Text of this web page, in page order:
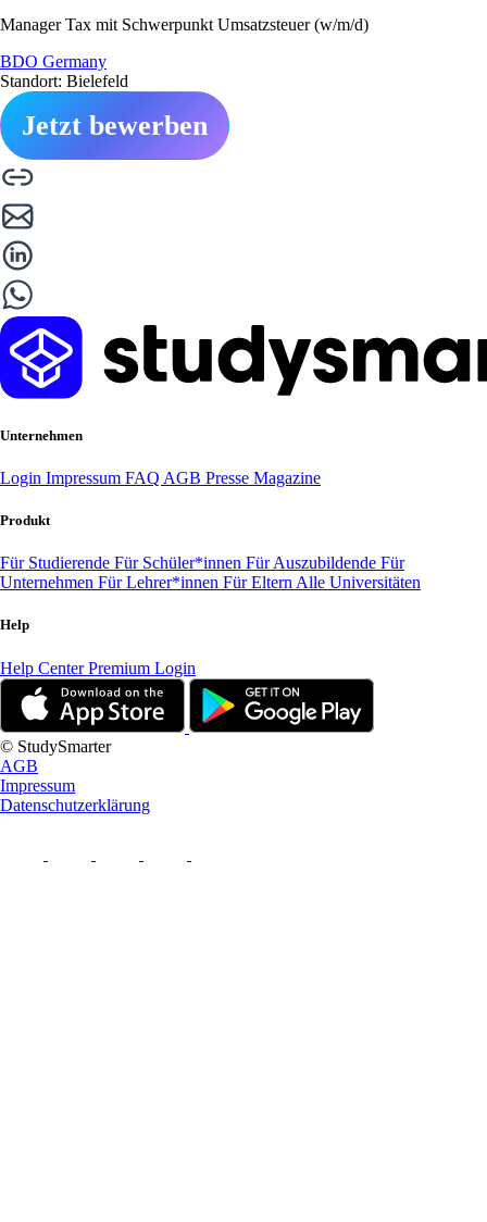
Manager Tax mit Schwerpunkt Umsatzsteuer (w/m/d)
BDO Germany
Standort: Bielefeld
Jetzt bewerben
Unternehmen
Login Impressum FAQ AGB Presse Magazine
Produkt
Für Studierende Für Schüler*innen Für Auszubildende Für
Unternehmen Für Lehrer*innen Für Eltern Alle Universitäten
Help
Help CenterPremium Login
© StudySmarter
AGB
Impressum
Datenschutzerklärung